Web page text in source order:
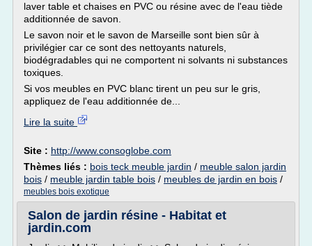
laver table et chaises en PVC ou résine avec de l'eau tiède
additionnée de savon.
Le savon noir et le savon de Marseille sont bien sûr à
privilégier car ce sont des nettoyants naturels,
biodégradables qui ne comportent ni solvants ni substances
toxiques.
Si vos meubles en PVC blanc tirent un peu sur le gris,
appliquez de l'eau additionnée de...
Lire la suite
Site : http://www.consoglobe.com
Thèmes liés : bois teck meuble jardin / meuble salon jardin
bois / meuble jardin table bois / meubles de jardin en bois /
meubles bois exotique
Salon de jardin résine - Habitat et
jardin.com